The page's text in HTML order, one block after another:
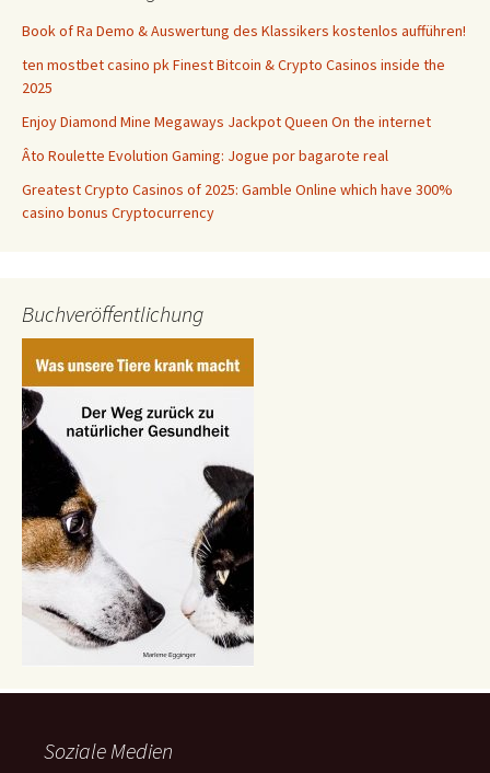
Book of Ra Demo & Auswertung des Klassikers kostenlos aufführen!
ten mostbet casino pk Finest Bitcoin & Crypto Casinos inside the
2025
Enjoy Diamond Mine Megaways Jackpot Queen On the internet
Âto Roulette Evolution Gaming: Jogue por bagarote real
Greatest Crypto Casinos of 2025: Gamble Online which have 300%
casino bonus Cryptocurrency
Buchveröffentlichung
Soziale Medien